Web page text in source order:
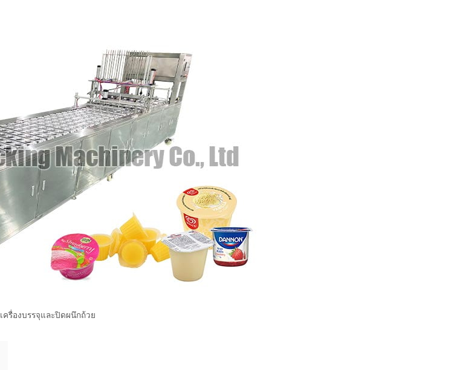
เครื่องบรรจุและปิดผนึกถ้วย